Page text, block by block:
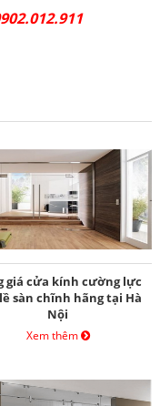
giá cửa kính cường lực
sàn chĩnh hãng tại Hà
Nội
Xem thêm